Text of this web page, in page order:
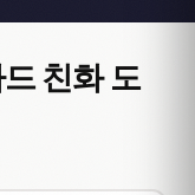
친화 도